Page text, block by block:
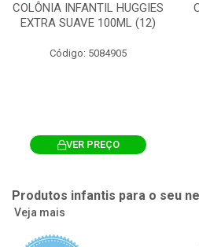
COLÔNIA INFANTIL HUGGIES
EXTRA SUAVE 100ML (12)
Código: 5084905
VER PREÇO
Produtos infantis para o seu
Veja mais